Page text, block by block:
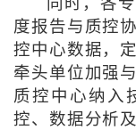
同时，各
度报告与质控
控中心数据，
牵头单位加强
质控中心纳入
控、数据分析